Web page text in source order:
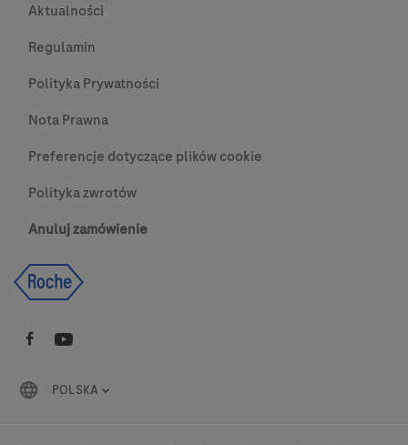
Aktualności
Regulamin
Polityka Prywatności
Nota Prawna
Preferencje dotyczące plików cookie
Polityka zwrotów
Anuluj zamówienie
POLSKA